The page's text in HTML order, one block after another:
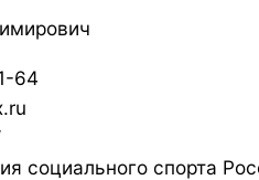
64
социального спорта